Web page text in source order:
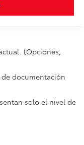
(Opciones,
documentación
solo el nivel de